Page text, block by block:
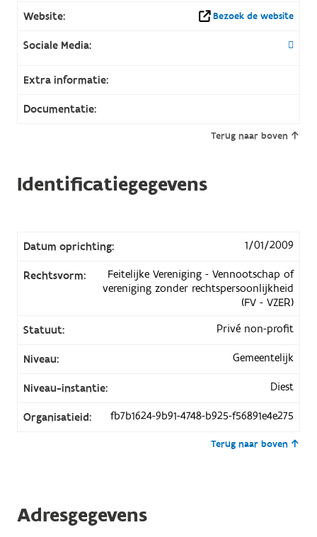
Website: Bezoek de website
Sociale Media:
Extra informatie:
Documentatie:
Terug naar boven
Identificatiegegevens
Datum oprichting: 1/01/2009
Rechtsvorm:
Feitelijke Vereniging - Vennootschap of
vereniging zonder rechtspersoonlijkheid
(FV - VZER)
Statuut:
Privé non-profit
Niveau: Gemeentelijk
Niveau-instantie: Diest
Organisatieid: fb7b1624-9b91-4748-b925-f56891e4e275
Terug naar boven
Adresgegevens